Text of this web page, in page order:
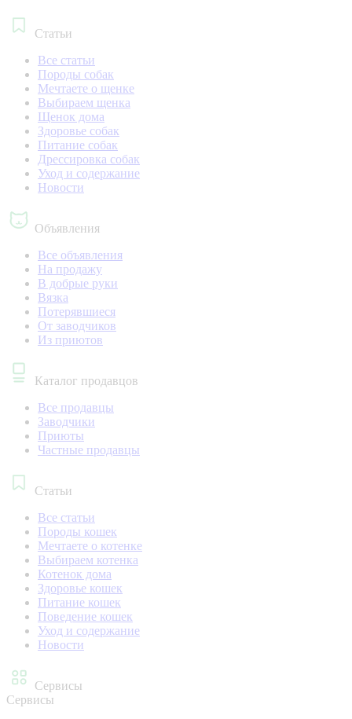
Статьи
Все статьи
Породы собак
Мечтаете о щенке
Выбираем щенка
Щенок дома
Здоровье собак
Питание собак
Дрессировка собак
Уход и содержание
Новости
Объявления
Все объявления
На продажу
В добрые руки
Вязка
Потерявшиеся
От заводчиков
Из приютов
Каталог продавцов
Все продавцы
Заводчики
Приюты
Частные продавцы
Статьи
Все статьи
Породы кошек
Мечтаете о котенке
Выбираем котенка
Котенок дома
Здоровье кошек
Питание кошек
Поведение кошек
Уход и содержание
Новости
Сервисы
Сервисы